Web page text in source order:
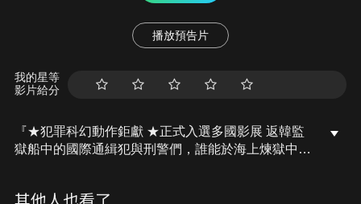
播放預告片
我的星等
影片給分
『★犯罪科幻動作鉅獻 ★正式入選多國影展 返韓監
獄船中的國際通緝犯與刑警們，誰能於海上煉獄中存